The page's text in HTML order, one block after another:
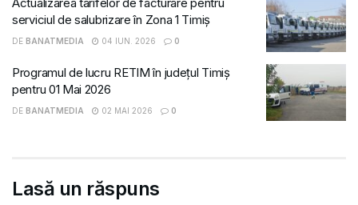
serviciul de salubrizare în Zona 1 Timiș
DE BANATMEDIA 04 IUN. 2026 0
Programul de lucru RETIM în județul Timiș
pentru 01 Mai 2026
DE BANATMEDIA 02 MAI 2026 0
Lasă un răspuns